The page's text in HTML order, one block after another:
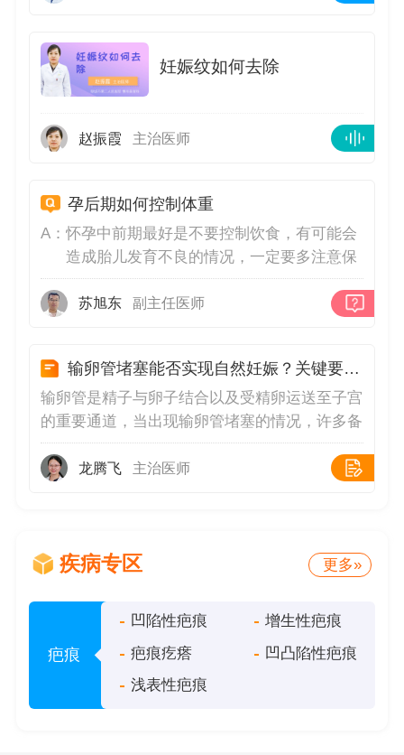
妊娠纹如何去除
赵振霞 主治医师
孕后期如何控制体重
A：怀孕中前期最好是不要控制饮食，有可能会
造成胎儿发育不良的情况，一定要多注意保
持身体里均衡营养的搭配，多吃一些富含维
生素和微量元素比较高的食物，在怀孕到后
要暴饮暴食，也可以少食多餐。
苏旭东 副主任医师
输卵管堵塞能否实现自然妊娠？关键要点深度解读
输卵管是精子与卵子结合以及受精卵运送至子宫
的重要通道，当出现输卵管堵塞的情况，许多备
孕女性会担忧是否还能自然怀孕😟。输卵管堵
塞的程度、部位不同，对受孕的影响也存在差
机会，只是受孕概率降低，且宫外孕风险增加
受孕几乎不可能，需通过医疗手段干预。堵塞部
位影响怀孕几率📏输卵管分为间质部、峡部、壶
腹部和伞端，不同部位堵塞影响不同
龙腾飞 主治医师
疾病专区 更多»
疤痕
凹陷性疤痕
增生性疤痕
疤痕疙瘩
凹凸陷性疤痕
浅表性疤痕